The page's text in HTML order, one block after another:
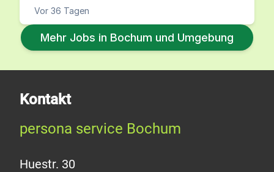
Vor 36 Tagen
Mehr Jobs in Bochum und Umgebung
Kontakt
persona service Bochum
Huestr. 30